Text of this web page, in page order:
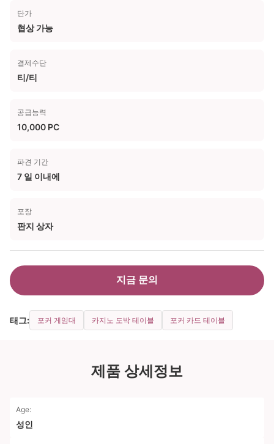
단가
협상 가능
결제수단
티/티
공급능력
10,000 PC
파견 기간
7 일 이내에
포장
판지 상자
지금 문의
태그: 포커 게임대 카지노 도박 테이블 포커 카드 테이블
제품 상세정보
Age:
성인